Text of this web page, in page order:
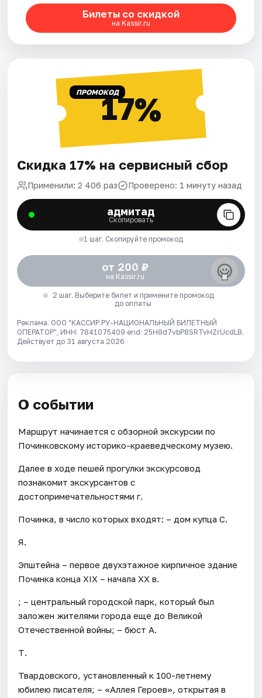
Билеты со скидкой
на Kassir.ru
ПРОМОКОД17%
Скидка 17% на сервисный сбор
Применили: 2 406 раз Проверено: 1 минуту назад
адмитад
Скопировать
1 шаг. Скопируйте промокод
от 200 ₽
на Kassir.ru
2 шаг. Выберите билет и примените промокод
до оплаты
Реклама. ООО "КАССИР.РУ-НАЦИОНАЛЬНЫЙ БИЛЕТНЫЙ
ОПЕРАТОР", ИНН: 7841075409 erid: 25H8d7vbP8SRTvHZrUcdLB.
Действует до 31 августа 2026
О событии
Маршрут начинается с обзорной экскурсии по
Починковскому историко-краеведческому музею.
Далее в ходе пешей прогулки экскурсовод
познакомит экскурсантов с
достопримечательностями г.
Починка, в число которых входят: – дом купца С.
Я.
Эпштейна – первое двухэтажное кирпичное здание
Починка конца XIX – начала XX в.
; – центральный городской парк, который был
заложен жителями города еще до Великой
Отечественной войны; – бюст А.
Т.
Твардовского, установленный к 100-летнему
юбилею писателя; – «Аллея Героев», открытая в